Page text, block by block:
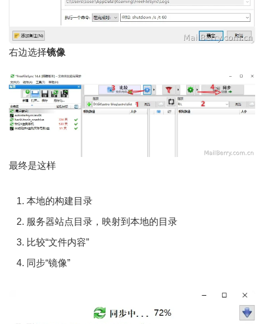
右边选择镜像
最终是这样
本地的构建目录
服务器站点目录，映射到本地的目录
比较“文件内容”
同步“镜像”